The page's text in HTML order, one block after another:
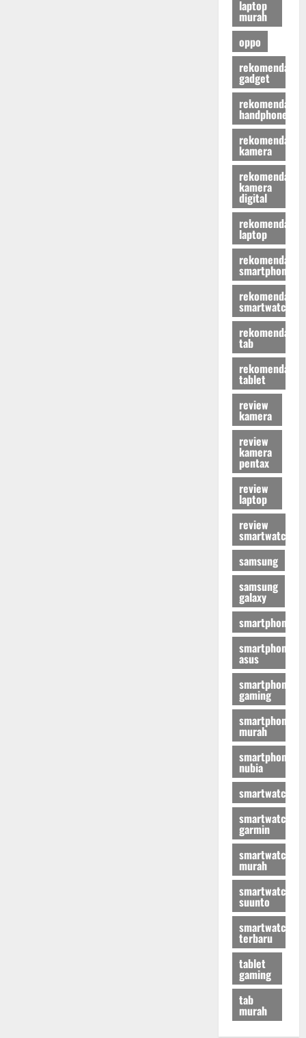
laptop
murah
oppo
rekomendasi
gadget
rekomendasi
handphone
rekomendasi
kamera
rekomendasi
kamera
digital
rekomendasi
laptop
rekomendasi
smartphone
rekomendasi
smartwatch
rekomendasi
tab
rekomendasi
tablet
review
kamera
review
kamera
pentax
review
laptop
review
smartwatch
samsung
samsung
galaxy
smartphone
smartphone
asus
smartphone
gaming
smartphone
murah
smartphone
nubia
smartwatch
smartwatch
garmin
smartwatch
murah
smartwatch
suunto
smartwatch
terbaru
tablet
gaming
tab
murah